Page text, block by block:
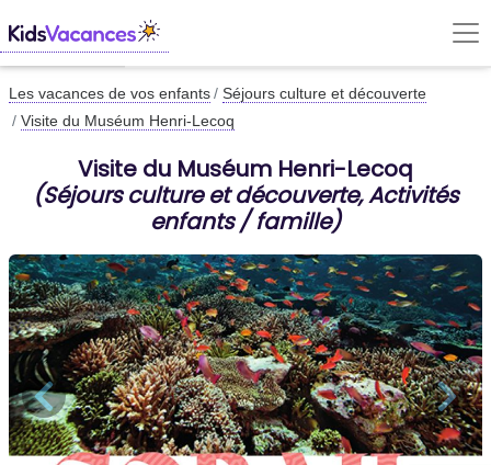
Les vacances de vos enfants
Séjours culture et découverte
Visite du Muséum Henri-Lecoq
Visite du Muséum Henri-Lecoq
(Séjours culture et découverte, Activités
enfants / famille)